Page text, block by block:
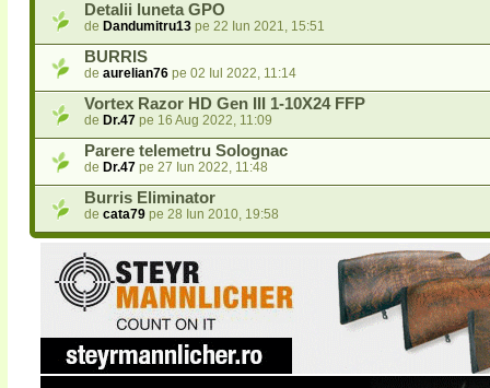
Detalii luneta GPO
de Dandumitru13 pe 22 Iun 2021, 15:51
BURRIS
de aurelian76 pe 02 Iul 2022, 11:14
Vortex Razor HD Gen III 1-10X24 FFP
de Dr.47 pe 16 Aug 2022, 11:09
Parere telemetru Solognac
de Dr.47 pe 27 Iun 2022, 11:48
Burris Eliminator
de cata79 pe 28 Iun 2010, 19:58